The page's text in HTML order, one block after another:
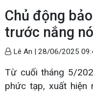
Chủ động
trước nắng
Lê An | 28/06/2025
Từ cuối tháng 5/
phức tạp, xuất hiện